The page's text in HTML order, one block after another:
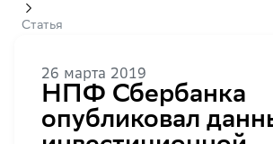
Статья
26 марта 2019
НПФ Сбербанка
опубликовал